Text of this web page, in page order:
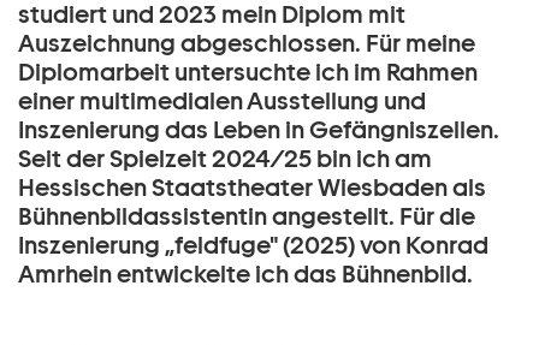
studiert und 2023 mein Diplom mit
Auszeichnung abgeschlossen. Für meine
Diplomarbeit untersuchte ich im Rahmen
einer multimedialen Ausstellung und
Inszenierung das Leben in Gefängniszellen.
Seit der Spielzeit 2024/25 bin ich am
Hessischen Staatstheater Wiesbaden als
Bühnenbildassistentin angestellt. Für die
Inszenierung „feldfuge" (2025) von Konrad
Amrhein entwickelte ich das Bühnenbild.